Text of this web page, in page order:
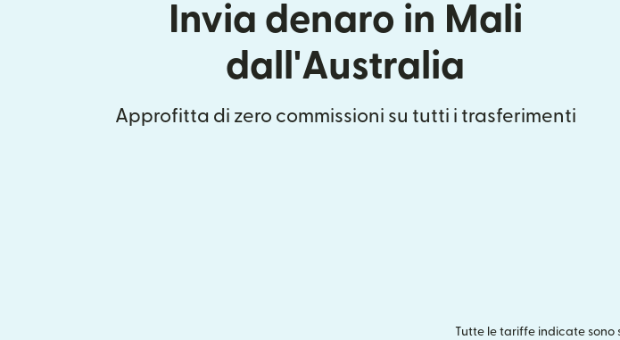
Invia denaro in Mali
dall'Australia
Approfitta di zero commissioni su tutti i trasferimenti
Tutte le tariffe indicate sono